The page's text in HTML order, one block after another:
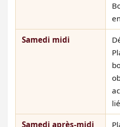
Samedi midi
Samedi après-midi